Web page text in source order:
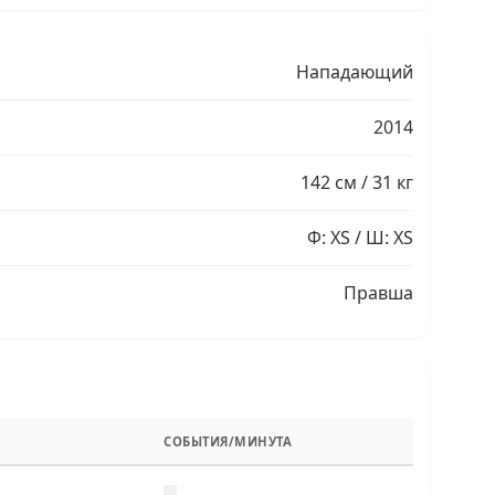
Нападающий
2014
142 см / 31 кг
Ф: XS / Ш: XS
Правша
СОБЫТИЯ/МИНУТА